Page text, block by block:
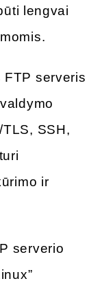
lengvai
FTP serveris
SSH,
ir
serverio